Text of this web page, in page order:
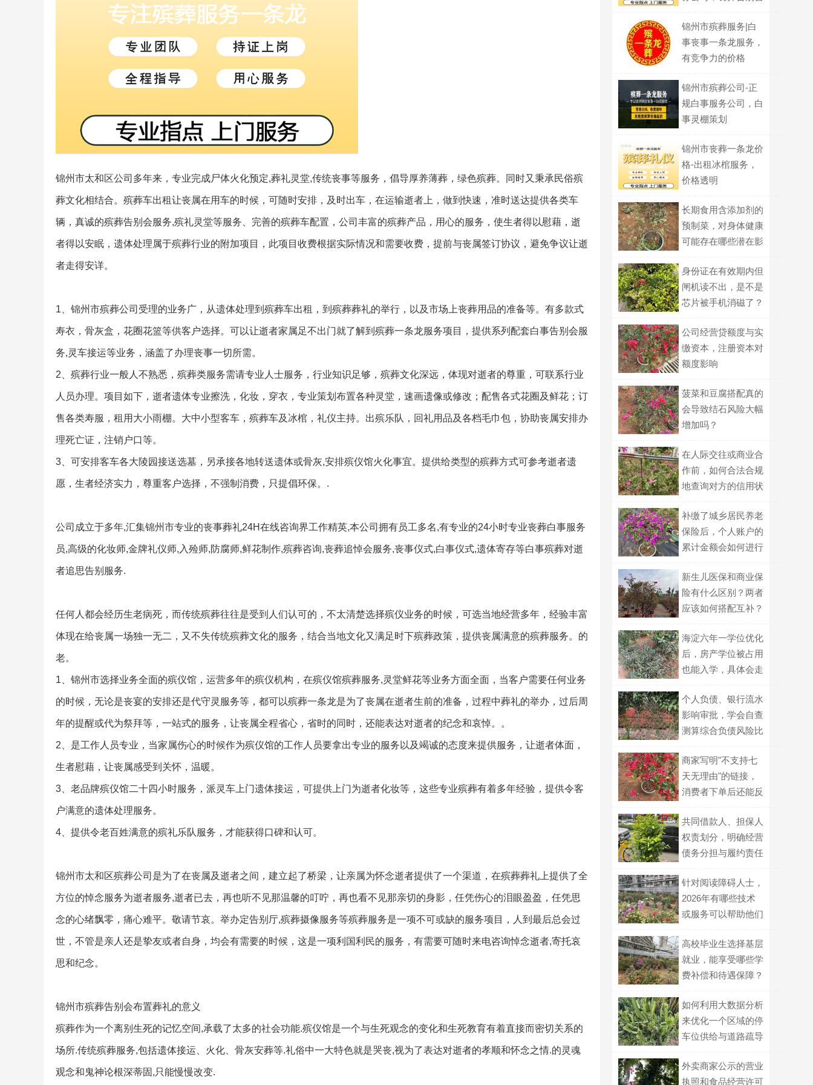
锦州市太和区公司多年来，专业完成尸体火化预定,葬礼灵堂,传统丧事等服务，倡导厚养薄葬，绿色殡葬。同时又秉承民俗殡
葬文化相结合。殡葬车出租让丧属在用车的时候，可随时安排，及时出车，在运输逝者上，做到快速，准时送达提供各类车
辆，真诚的殡葬告别会服务,殡礼灵堂等服务、完善的殡葬车配置，公司丰富的殡葬产品，用心的服务，使生者得以慰藉，逝
者得以安眠，遗体处理属于殡葬行业的附加项目，此项目收费根据实际情况和需要收费，提前与丧属签订协议，避免争议让逝
者走得安详。
1、锦州市殡葬公司受理的业务广，从遗体处理到殡葬车出租，到殡葬葬礼的举行，以及市场上丧葬用品的准备等。有多款式
寿衣，骨灰盒，花圈花篮等供客户选择。可以让逝者家属足不出门就了解到殡葬一条龙服务项目，提供系列配套白事告别会服
务,灵车接运等业务，涵盖了办理丧事一切所需。
2、殡葬行业一般人不熟悉，殡葬类服务需请专业人士服务，行业知识足够，殡葬文化深远，体现对逝者的尊重，可联系行业
人员办理。项目如下，逝者遗体专业擦洗，化妆，穿衣，专业策划布置各种灵堂，速画遗像或修改；配售各式花圈及鲜花；订
售各类寿服，租用大小雨棚。大中小型客车，殡葬车及冰棺，礼仪主持。出殡乐队，回礼用品及各档毛巾包，协助丧属安排办
理死亡证，注销户口等。
3、可安排客车各大陵园接送选墓，另承接各地转送遗体或骨灰,安排殡仪馆火化事宜。提供给类型的殡葬方式可参考逝者遗
愿，生者经济实力，尊重客户选择，不强制消费，只提倡环保。.
公司成立于多年,汇集锦州市专业的丧事葬礼24H在线咨询界工作精英,本公司拥有员工多名,有专业的24小时专业丧葬白事服务
员,高级的化妆师,金牌礼仪师,入殓师,防腐师,鲜花制作,殡葬咨询,丧葬追悼会服务,丧事仪式,白事仪式,遗体寄存等白事殡葬对逝
者追思告别服务.
任何人都会经历生老病死，而传统殡葬往往是受到人们认可的，不太清楚选择殡仪业务的时候，可选当地经营多年，经验丰富
体现在给丧属一场独一无二，又不失传统殡葬文化的服务，结合当地文化又满足时下殡葬政策，提供丧属满意的殡葬服务。的
老。
1、锦州市选择业务全面的殡仪馆，运营多年的殡仪机构，在殡仪馆殡葬服务,灵堂鲜花等业务方面全面，当客户需要任何业务
的时候，无论是丧宴的安排还是代守灵服务等，都可以殡葬一条龙是为了丧属在逝者生前的准备，过程中葬礼的举办，过后周
年的提醒或代为祭拜等，一站式的服务，让丧属全程省心，省时的同时，还能表达对逝者的纪念和哀悼。。
2、是工作人员专业，当家属伤心的时候作为殡仪馆的工作人员要拿出专业的服务以及竭诚的态度来提供服务，让逝者体面，
生者慰藉，让丧属感受到关怀，温暖。
3、老品牌殡仪馆二十四小时服务，派灵车上门遗体接运，可提供上门为逝者化妆等，这些专业殡葬有着多年经验，提供令客
户满意的遗体处理服务。
4、提供令老百姓满意的殡礼乐队服务，才能获得口碑和认可。
锦州市太和区殡葬公司是为了在丧属及逝者之间，建立起了桥梁，让亲属为怀念逝者提供了一个渠道，在殡葬葬礼上提供了全
方位的悼念服务为逝者服务,逝者已去，再也听不见那温馨的叮咛，再也看不见那亲切的身影，任凭伤心的泪眼盈盈，任凭思
念的心绪飘零，痛心难平。敬请节哀。举办定告别厅,殡葬摄像服务等殡葬服务是一项不可或缺的服务项目，人到最后总会过
世，不管是亲人还是挚友或者自身，均会有需要的时候，这是一项利国利民的服务，有需要可随时来电咨询悼念逝者,寄托哀
思和纪念。
锦州市殡葬告别会布置葬礼的意义
殡葬作为一个离别生死的记忆空间,承载了太多的社会功能.殡仪馆是一个与生死观念的变化和生死教育有着直接而密切关系的
场所.传统殡葬服务,包括遗体接运、火化、骨灰安葬等.礼俗中一大特色就是哭丧,视为了表达对逝者的孝顺和怀念之情.的灵魂
观念和鬼神论根深蒂固,只能慢慢改变.
锦州市殡葬服务|白
事丧事一条龙服务，
有竞争力的价格
锦州市殡葬公司-正
规白事服务公司，白
事灵棚策划
锦州市丧葬一条龙价
格-出租冰棺服务，
价格透明
长期食用含添加剂的
预制菜，对身体健康
可能存在哪些潜在影
身份证在有效期内但
闸机读不出，是不是
芯片被手机消磁了？
公司经营贷额度与实
缴资本，注册资本对
额度影响
菠菜和豆腐搭配真的
会导致结石风险大幅
增加吗？
在人际交往或商业合
作前，如何合法合规
地查询对方的信用状
补缴了城乡居民养老
保险后，个人账户的
累计金额会如何进行
新生儿医保和商业保
险有什么区别？两者
应该如何搭配互补？
海淀六年一学位优化
后，房产学位被占用
也能入学，具体会走
个人负债、银行流水
影响审批，学会自查
测算综合负债风险比
商家写明"不支持七
天无理由"的链接，
消费者下单后还能反
共同借款人、担保人
权责划分，明确经营
债务分担与履约责任
针对阅读障碍人士，
2026年有哪些技术
或服务可以帮助他们
息？
高校毕业生选择基层
就业，能享受哪些学
费补偿和待遇保障？
如何利用大数据分析
来优化一个区域的停
车位供给与道路疏导
外卖商家公示的营业
执照和食品经营许可